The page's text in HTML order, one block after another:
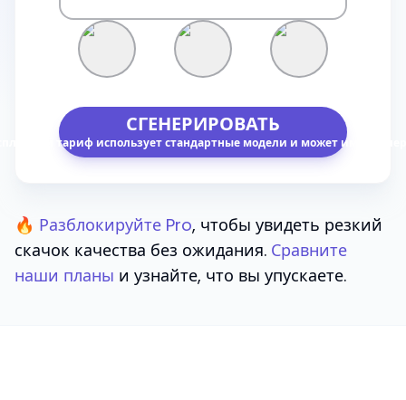
СГЕНЕРИРОВАТЬ
тариф использует стандартные модели и может иметь
🔥 Разблокируйте Pro, чтобы увидеть резкий
скачок качества без ожидания. Сравните
наши планы и узнайте, что вы упускаете.